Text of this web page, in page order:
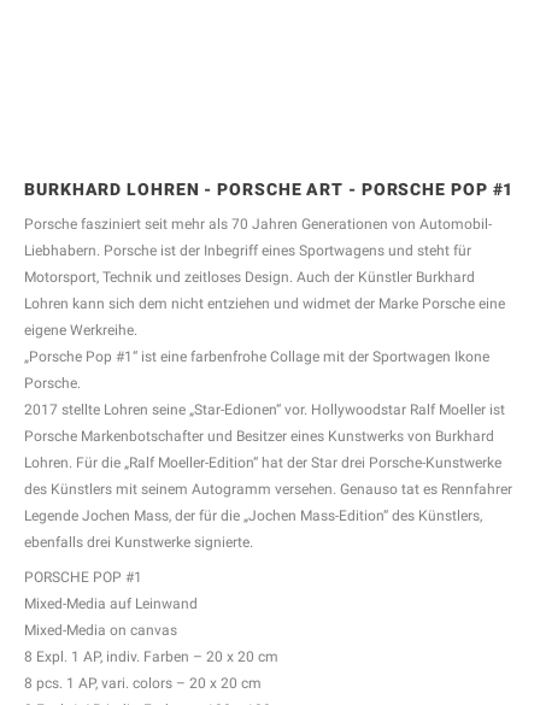
BURKHARD LOHREN - PORSCHE ART - PORSCHE POP #1
Porsche fasziniert seit mehr als 70 Jahren Generationen von Automobil-
Liebhabern. Porsche ist der Inbegriff eines Sportwagens und steht für
Motorsport, Technik und zeitloses Design. Auch der Künstler Burkhard
Lohren kann sich dem nicht entziehen und widmet der Marke Porsche eine
eigene Werkreihe.
„Porsche Pop #1“ ist eine farbenfrohe Collage mit der Sportwagen Ikone
Porsche.
2017 stellte Lohren seine „Star-Edionen“ vor. Hollywoodstar Ralf Moeller ist
Porsche Markenbotschafter und Besitzer eines Kunstwerks von Burkhard
Lohren. Für die „Ralf Moeller-Edition“ hat der Star drei Porsche-Kunstwerke
des Künstlers mit seinem Autogramm versehen. Genauso tat es Rennfahrer
Legende Jochen Mass, der für die „Jochen Mass-Edition“ des Künstlers,
ebenfalls drei Kunstwerke signierte.
PORSCHE POP #1
Mixed-Media auf Leinwand
Mixed-Media on canvas
8 Expl. 1 AP, indiv. Farben – 20 x 20 cm
8 pcs. 1 AP, vari. colors – 20 x 20 cm